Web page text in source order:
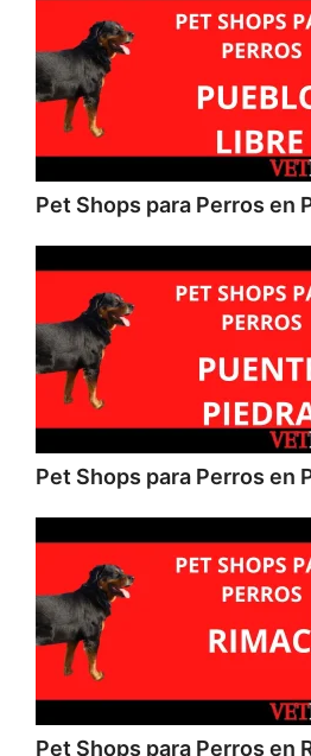
Pet Shops para Perros en
Pet Shops para Perros en
Pet Shops para Perros en